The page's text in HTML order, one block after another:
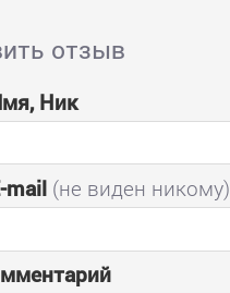
отзыв
Ник
mail (не виден никому)